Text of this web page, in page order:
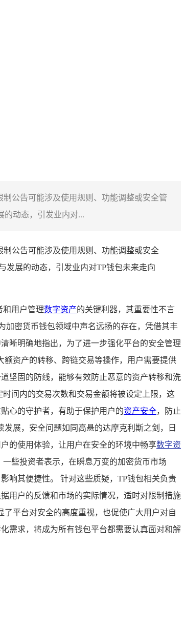
公告可能涉及使用规则、功能调整或安全管
的动态，引发业内对...
公告可能涉及使用规则、功能调整或安全
发展的动态，引发业内对TP钱包未来走向
和用户管理数字资产的关键利器，其重要性不言
加密货币钱包领域中声名远扬的存在，凭借其丰
晰明确地指出，为了进一步强化平台的安全管理
资产的转移、跨链交易等操作，用户需要提供
坚固的防线，能够有效防止恶意的资产转移和洗
间内的交易次数和交易金额将被设定上限，这
心的守护者，有助于保护用户的资产安全，防止
展，安全问题如同高悬的达摩克利斯之剑，日
的使用体验，让用户在安全的环境中畅享数字资
些投资者表示，在瞬息万变的加密货币市场
响其便捷性。 针对这些质疑，TP钱包相关负责
用户的反馈和市场的实际情况，适时对限制措施
平台对安全的高度重视，也促使广大用户对自
需求，将成为所有钱包平台都需要认真面对和解